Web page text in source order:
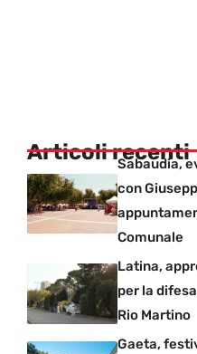
Articoli recenti
Sabaudia,
con
Comunale
Latina,
per la
Rio Martino
Gaeta,